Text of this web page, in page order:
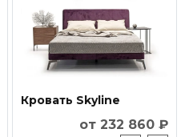
Кровать Skyline
от 232 860 ₽